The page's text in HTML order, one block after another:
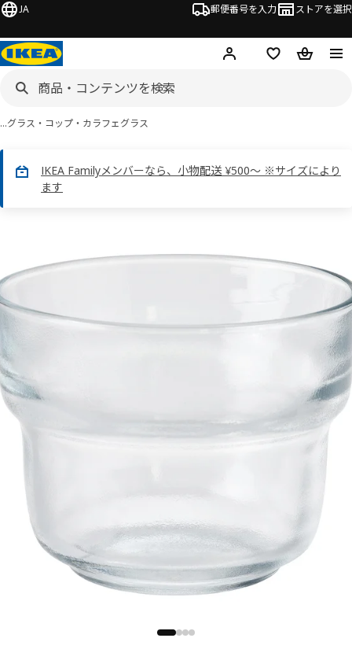
JA 郵便番号を入力 ストアを選択
ログイン・新規入会
欲しいものリスト
カート
…グラス・コップ・カラフェグラス
IKEA Familyメンバーなら、小物配送 ¥500～ ※サイズにより
ます